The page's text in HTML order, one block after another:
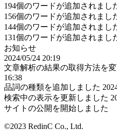
194個のワードが追加されまし
156個のワードが追加されまし
144個のワードが追加されまし
131個のワードが追加されまし
お知らせ
2024/05/24 20:19
文章解析の結果の取得方法を変
16:38
品詞の種類を追加しました
検索中の表示を更新しました
サイトの公開を開始しました
©2023 RedinC Co., Ltd.